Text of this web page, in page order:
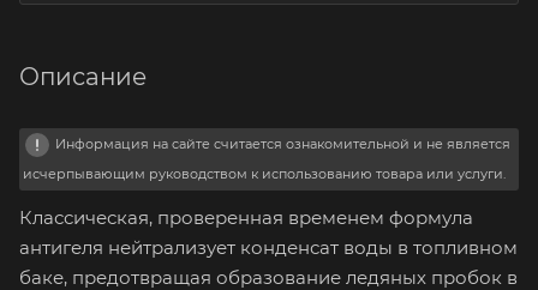
Описание
Информация на сайте считается ознакомительной и не является
исчерпывающим руководством к использованию товара или услуги.
Классическая, проверенная временем формула
антигеля нейтрализует конденсат воды в топливном
баке, предотвращая образование ледяных пробок в